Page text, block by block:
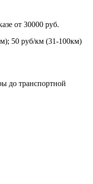
от 30000 руб.
50 руб/км (31-100км)
до транспортной